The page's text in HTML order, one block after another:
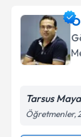
Op.
takvim
Tarsus
Öğretmenler,